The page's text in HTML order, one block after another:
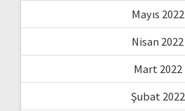
Mayıs 2022
Nisan 2022
Mart 2022
Şubat 2022